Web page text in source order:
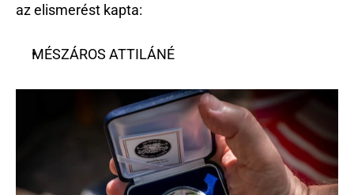
az elismerést kapta:
MÉSZÁROS ATTILÁNÉ